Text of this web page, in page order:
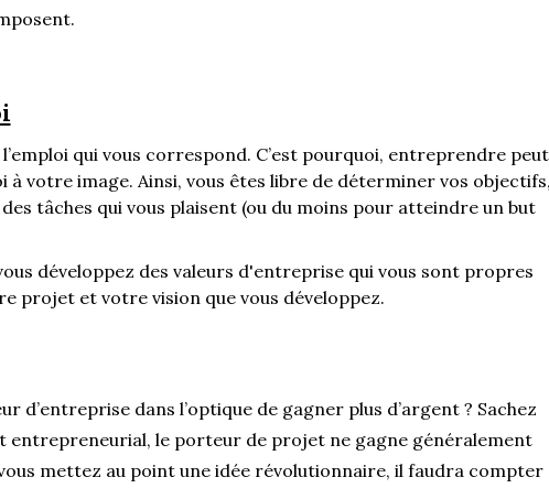
qui vous correspond. C’est pourquoi, entreprendre peut
votre image. Ainsi, vous êtes libre de déterminer vos
tâches qui vous plaisent (ou du moins pour atteindre un but
développez des valeurs d'entreprise qui vous sont propres
projet et votre vision que vous développez.
d’entreprise dans l’optique de gagner plus d’argent ? Sachez
entrepreneurial, le porteur de projet ne gagne généralement
vous mettez au point une idée révolutionnaire, il faudra compter